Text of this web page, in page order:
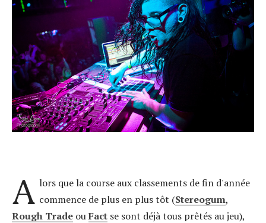
A lors que la course aux classements de fin d'année
commence de plus en plus tôt (Stereogum,
Rough Trade ouFact se sont déjà tous prêtés au jeu),